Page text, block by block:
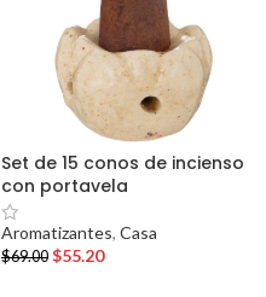
Set de 15 conos de incienso
con portavela
Aromatizantes, Casa
$69.00 $55.20